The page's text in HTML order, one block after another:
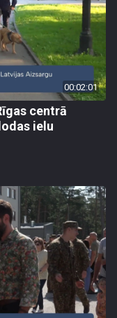
00:02:01
centrā
ielu